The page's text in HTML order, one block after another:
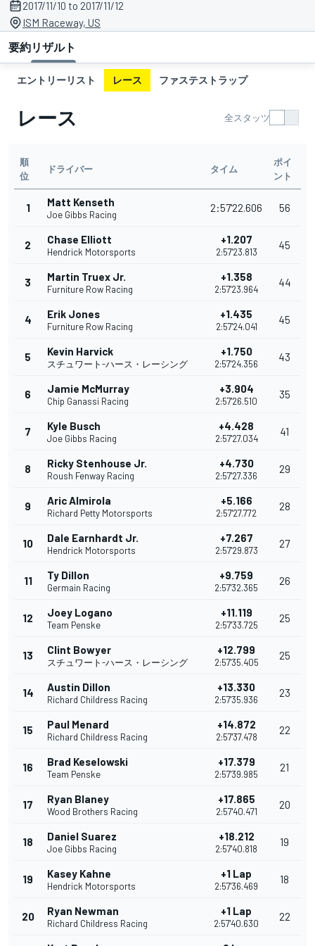
2017/11/10 to 2017/11/12
ISM Raceway, US
要約リザルト
エントリーリスト レース ファステストラップ
レース 全スタッツ
順
位
ドライバー タイム
ポイ
ント
1 Matt Kenseth
Joe Gibbs Racing
2:57'22.606 56
2 Chase Elliott
Hendrick Motorsports
+1.207
2:57'23.813
45
3 Martin Truex Jr.
Furniture Row Racing
+1.358
2:57'23.964
44
4 Erik Jones
Furniture Row Racing
+1.435
2:57'24.041
45
5 Kevin Harvick
スチュワート-ハース・レーシング
+1.750
2:57'24.356
43
6 Jamie McMurray
Chip Ganassi Racing
+3.904
2:57'26.510
35
7 Kyle Busch
Joe Gibbs Racing
+4.428
2:57'27.034
41
8 Ricky Stenhouse Jr.
Roush Fenway Racing
+4.730
2:57'27.336
29
9 Aric Almirola
Richard Petty Motorsports
+5.166
2:57'27.772
28
10 Dale Earnhardt Jr.
Hendrick Motorsports
+7.267
2:57'29.873
27
11 Ty Dillon
Germain Racing
+9.759
2:57'32.365
26
12 Joey Logano
Team Penske
+11.119
2:57'33.725
25
13 Clint Bowyer
スチュワート-ハース・レーシング
+12.799
2:57'35.405
25
14 Austin Dillon
Richard Childress Racing
+13.330
2:57'35.936
23
15 Paul Menard
Richard Childress Racing
+14.872
2:57'37.478
22
16 Brad Keselowski
Team Penske
+17.379
2:57'39.985
21
17 Ryan Blaney
Wood Brothers Racing
+17.865
2:57'40.471
20
18 Daniel Suarez
Joe Gibbs Racing
+18.212
2:57'40.818
19
19 Kasey Kahne
Hendrick Motorsports
+1 Lap
2:57'36.469
18
20 Ryan Newman
Richard Childress Racing
+1 Lap
2:57'40.630
22